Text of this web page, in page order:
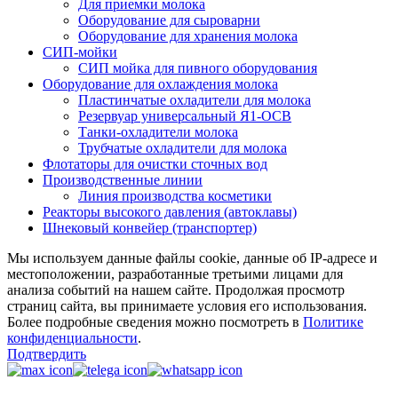
Для приемки молока
Оборудование для сыроварни
Оборудование для хранения молока
СИП-мойки
СИП мойка для пивного оборудования
Оборудование для охлаждения молока
Пластинчатые охладители для молока
Резервуар универсальный Я1-ОСВ
Танки-охладители молока
Трубчатые охладители для молока
Флотаторы для очистки сточных вод
Производственные линии
Линия производства косметики
Реакторы высокого давления (автоклавы)
Шнековый конвейер (транспортер)
Мы используем данные файлы cookie, данные об IP-адресе и
местоположении, разработанные третьими лицами для
анализа событий на нашем сайте. Продолжая просмотр
страниц сайта, вы принимаете условия его использования.
Более подробные сведения можно посмотреть в Политике
конфиденциальности.
Подтвердить